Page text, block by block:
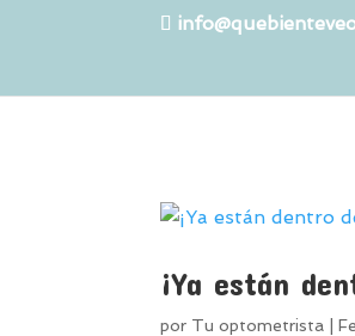
¡Ya están
por Tu optometrista |